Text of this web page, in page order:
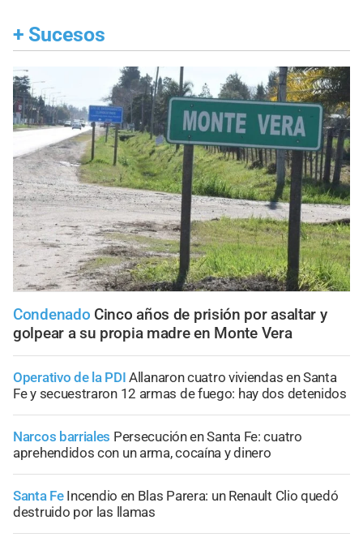
+ Sucesos
Condenado Cinco años de prisión por asaltar y
golpear a su propia madre en Monte Vera
Operativo de la PDI Allanaron cuatro viviendas en Santa
Fe y secuestraron 12 armas de fuego: hay dos detenidos
Narcos barriales Persecución en Santa Fe: cuatro
aprehendidos con un arma, cocaína y dinero
Santa Fe Incendio en Blas Parera: un Renault Clio quedó
destruido por las llamas